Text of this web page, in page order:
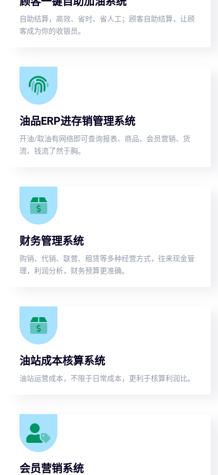
自助结算，高效、省时、省人工；顾客自助结算，让顾
客成为你的收银员。
油品ERP进存销管理系统
开油/取油有网络即可查询报表、商品、会员营销、货
流、钱流了然于胸。
财务管理系统
购销、代销、联营、租赁等多种经营方式，往来现金管
理，利润分析，财务预算更准确。
油站成本核算系统
油站运营成本，不限于日常成本，更利于核算利润比。
会员营销系统